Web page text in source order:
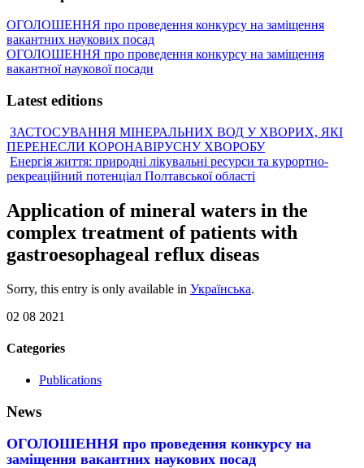
ОГОЛОШЕННЯ про проведення конкурсу на заміщення
вакантних наукових посад
ОГОЛОШЕННЯ про проведення конкурсу на заміщення
вакантної наукової посади
Latest editions
ЗАСТОСУВАННЯ МІНЕРАЛЬНИХ ВОД У ХВОРИХ, ЯКІ
ПЕРЕНЕСЛИ КОРОНАВІРУСНУ ХВОРОБУ
Енергія життя: природні лікувальні ресурси та курортно-
рекреаційний потенціал Полтавської області
Application of mineral waters in the
complex treatment of patients with
gastroesophageal reflux diseas
Sorry, this entry is only available in Українська.
02 08 2021
Categories
Publications
News
ОГОЛОШЕННЯ про проведення конкурсу на
заміщення вакантних наукових посад